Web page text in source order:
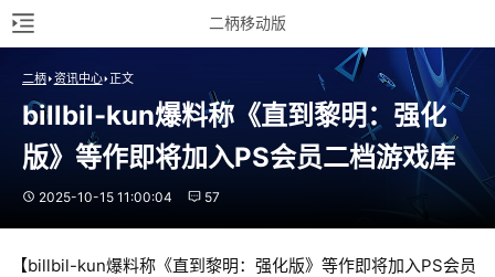
二柄移动版
二柄 资讯中心 正文
billbil-kun爆料称《直到黎明：强化
版》等作即将加入PS会员二档游戏库
2025-10-15 11:00:04 57
【billbil-kun爆料称《直到黎明：强化版》等作即将加入PS会员